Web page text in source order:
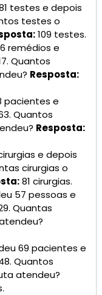
testes e depois
testes o
109 testes.
remédios e
Quantos
Resposta:
pacientes e
Quantos
Resposta:
e depois
cirurgias o
81 cirurgias.
57 pessoas e
Quantas
69 pacientes e
Quantos
atendeu?